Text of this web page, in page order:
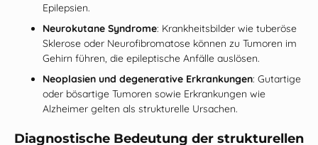
Epilepsien.
Neurokutane Syndrome: Krankheitsbilder wie tuberöse
Sklerose oder Neurofibromatose können zu Tumoren im
Gehirn führen, die epileptische Anfälle auslösen.
Neoplasien und degenerative Erkrankungen: Gutartige
oder bösartige Tumoren sowie Erkrankungen wie
Alzheimer gelten als strukturelle Ursachen.
Diagnostische Bedeutung der strukturellen